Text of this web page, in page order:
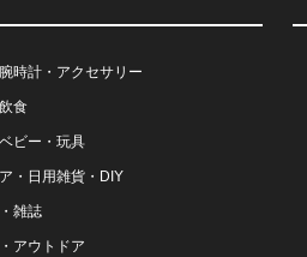
時計・アクセサリー
食
ビー・玩具
・日用雑貨・DIY
雑誌
アウトドア